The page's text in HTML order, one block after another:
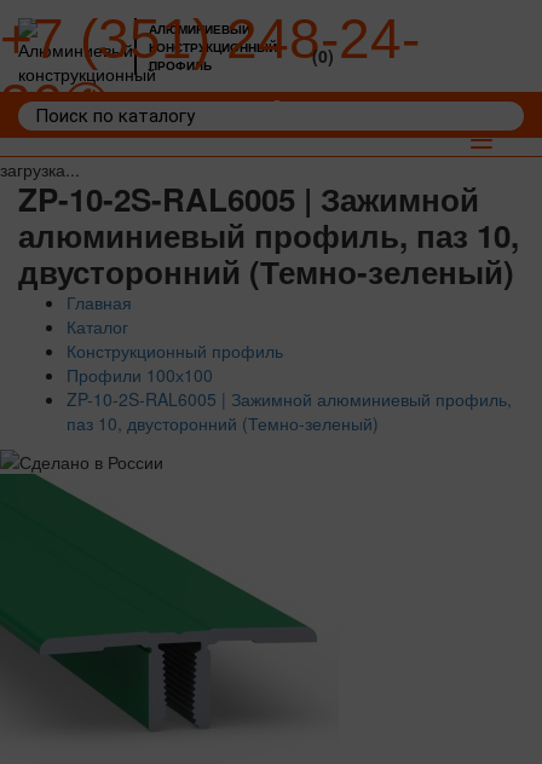
загрузка...
АЛЮМИНИЕВЫЙ
КОНСТРУКЦИОННЫЙ
ПРОФИЛЬ
+7 (351) 248-24-
36
(0)
Toggle
ZP-10-2S-RAL6005 | Зажимной
алюминиевый профиль, паз 10,
двусторонний (Темно-зеленый)
Главная
Каталог
Конструкционный профиль
Профили 100х100
ZP-10-2S-RAL6005 | Зажимной алюминиевый профиль,
паз 10, двусторонний (Темно-зеленый)